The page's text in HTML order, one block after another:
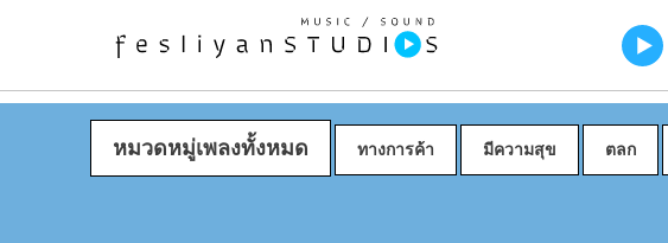
หมวดหมู่เพลงทั้งหมด ทางการค้า มีความสุข ตลก